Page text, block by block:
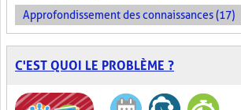
Approfondissement des connaissances (17)
C'EST QUOI LE PROBLÈME ?